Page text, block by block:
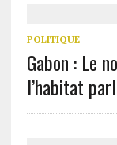
POLITIQUE
Gabon : Le
l’habitat